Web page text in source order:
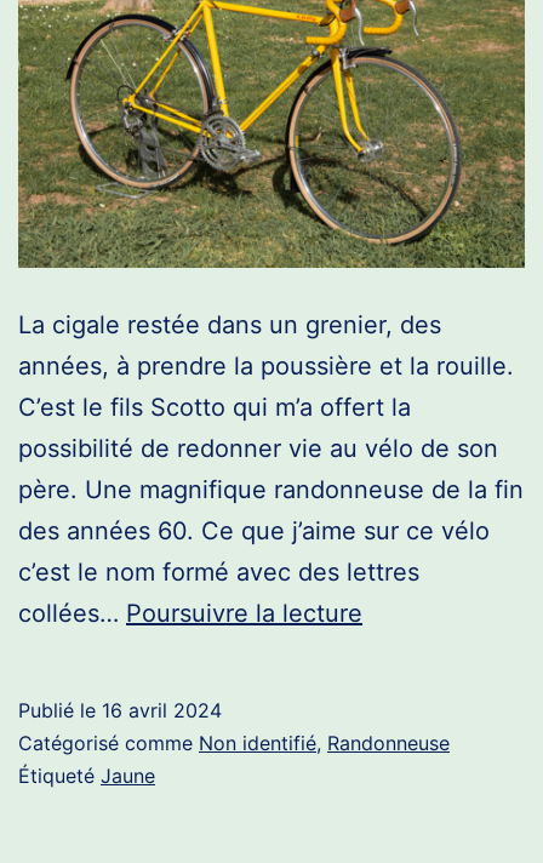
La cigale restée dans un grenier, des
années, à prendre la poussière et la rouille.
C’est le fils Scotto qui m’a offert la
possibilité de redonner vie au vélo de son
père. Une magnifique randonneuse de la fin
des années 60. Ce que j’aime sur ce vélo
c’est le nom formé avec des lettres
collées… Poursuivre la lecture
Publié le 16 avril 2024
Catégorisé comme Non identifié, Randonneuse
Étiqueté Jaune